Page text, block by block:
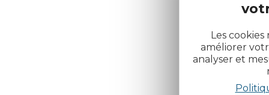
Les
améliorer
analyser et